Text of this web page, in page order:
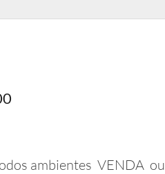
ambientes VENDA ou